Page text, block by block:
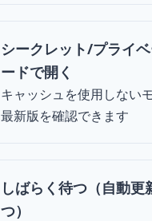
シークレット/プライ
ードで開く
キャッシュを使用しない
最新版を確認できます
しばらく待つ（自動更
つ）